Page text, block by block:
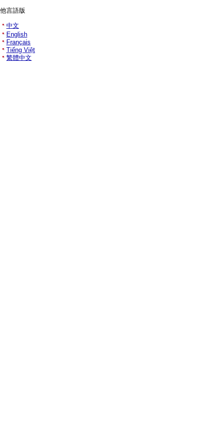
他言語版
中文
English
Français
Tiếng Việt
繁體中文